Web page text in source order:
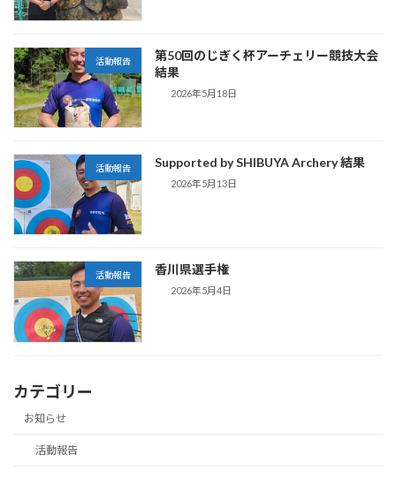
活動報告
第50回のじぎく杯アーチェリー競技大会
結果
2026年5月18日
活動報告 Supported by SHIBUYA Archery 結果
2026年5月13日
活動報告 香川県選手権
2026年5月4日
カテゴリー
お知らせ
活動報告